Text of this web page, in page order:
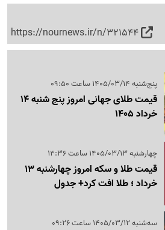
https://nournews.ir/n/321544
پنج‌شنبه 1405/03/14 ساعت 09:50
قیمت طلای جهانی امروز پنج شنبه 14
خرداد 1405
چهارشنبه 1405/03/13 ساعت 14:36
قیمت طلا و سکه امروز چهارشنبه 13
خرداد ؛ طلا افت کرد+ جدول
سه‌شنبه 1405/03/12 ساعت 09:26